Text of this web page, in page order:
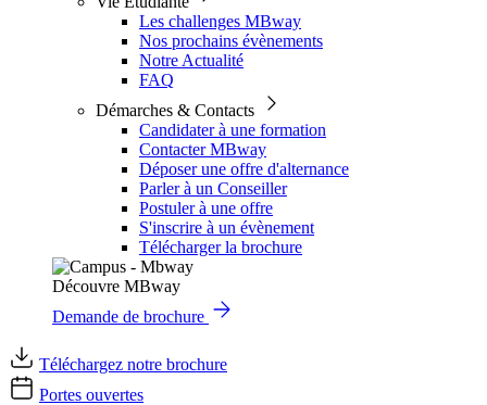
Les challenges MBway
Nos prochains évènements
Notre Actualité
FAQ
Démarches & Contacts
Candidater à une formation
Contacter MBway
Déposer une offre d'alternance
Parler à un Conseiller
Postuler à une offre
S'inscrire à un évènement
Télécharger la brochure
Découvre MBway
Demande de brochure
Téléchargez notre brochure
Portes ouvertes